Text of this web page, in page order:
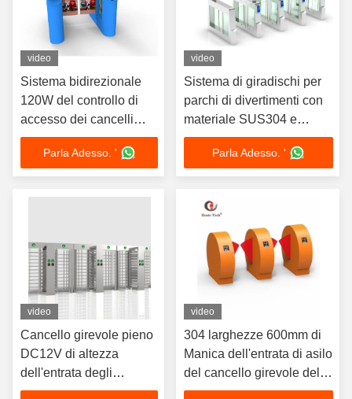
video
Sistema bidirezionale
120W del controllo di
accesso dei cancelli
girevoli del parco di
divertimenti
Parla Adesso. '
video
Sistema di giradischi per
parchi di divertimenti con
materiale SUS304 e
spessore di 1,5 mm
Parla Adesso. '
video
Cancello girevole pieno
DC12V di altezza
dell'entrata degli
impiegati RS485
video
304 larghezze 600mm di
Manica dell'entrata di asilo
del cancello girevole della
barriera della falda di